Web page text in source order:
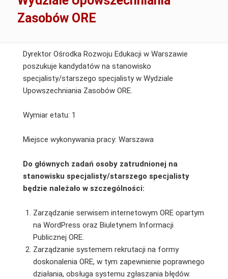
Zasobów ORE
Dyrektor Ośrodka Rozwoju Edukacji w Warszawie
poszukuje kandydatów na stanowisko
specjalisty/starszego specjalisty w Wydziale
Upowszechniania Zasobów ORE.
Wymiar etatu: 1
Miejsce wykonywania pracy: Warszawa
Do głównych zadań osoby zatrudnionej na
stanowisku specjalisty/starszego specjalisty
będzie należało w szczególności:
Zarządzanie serwisem internetowym ORE opartym
na WordPress oraz Biuletynem Informacji
Publicznej ORE.
Zarządzanie systemem rekrutacji na formy
doskonalenia ORE, w tym zapewnienie poprawnego
działania, obsługa systemu zgłaszania błędów.